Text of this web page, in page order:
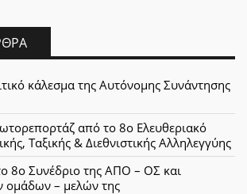
κάλεσμα της Αυτόνομης Συνάντησης
από το 8ο Ελευθεριακό
Ταξικής & Διεθνιστικής Αλληλεγγύης
8ο Συνέδριο της ΑΠΟ – ΟΣ και
ομάδων – μελών της